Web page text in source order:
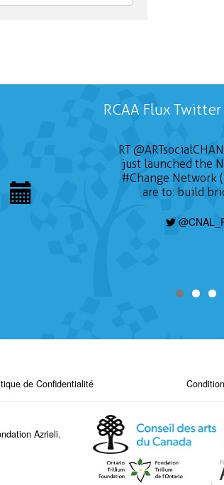
RCAA Flux Twitter
RT
just launched the
#Change Network
are to: build
de Confidentialité
Azrieli,